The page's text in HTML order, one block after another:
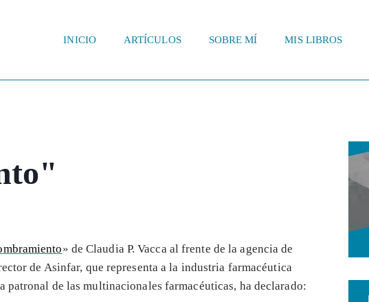
INICIO ARTÍCULOS SOBRE MÍ MIS LIBROS
» de Claudia P. Vacca al frente de la agencia de
de Asinfar, que representa a la industria farmacéutica
de las multinacionales farmacéuticas, ha declarado: